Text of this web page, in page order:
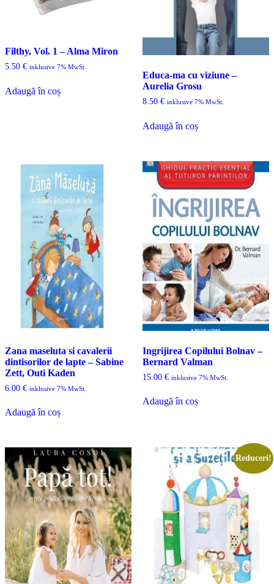
Filthy, Vol. 1 – Alma Miron
5.50 € inklusive 7% MwSt.
Adaugă în coș
Educa-ma cu viziune –
Aurelia Grosu
8.50 € inklusive 7% MwSt.
Adaugă în coș
Zana maseluta si cavalerii
dintisorilor de lapte – Sabine
Zett, Outi Kaden
6.00 € inklusive 7% MwSt.
Adaugă în coș
Ingrijirea Copilului Bolnav –
Bernard Valman
15.00 € inklusive 7% MwSt.
Adaugă în coș
Reduceri!